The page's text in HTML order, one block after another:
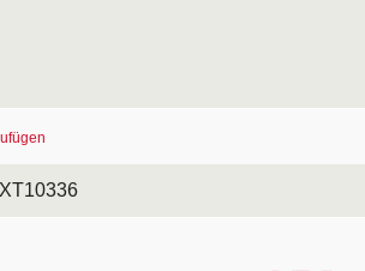
XT10336